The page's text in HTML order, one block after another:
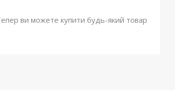
ви можете купити будь-який товар